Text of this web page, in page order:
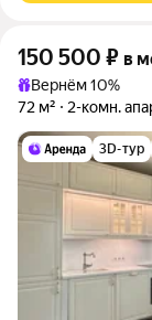
150 500 ₽ в
Вернём 10%
72 м²
2-комн.
3D-тур